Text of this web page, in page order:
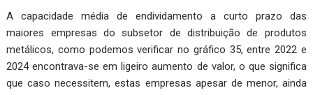
A capacidade média de endividamento a curto prazo das
maiores empresas do subsetor de distribuição de produtos
metálicos, como podemos verificar no gráfico 35, entre 2022 e
2024 encontrava-se em ligeiro aumento de valor, o que significa
que caso necessitem, estas empresas apesar de menor, ainda